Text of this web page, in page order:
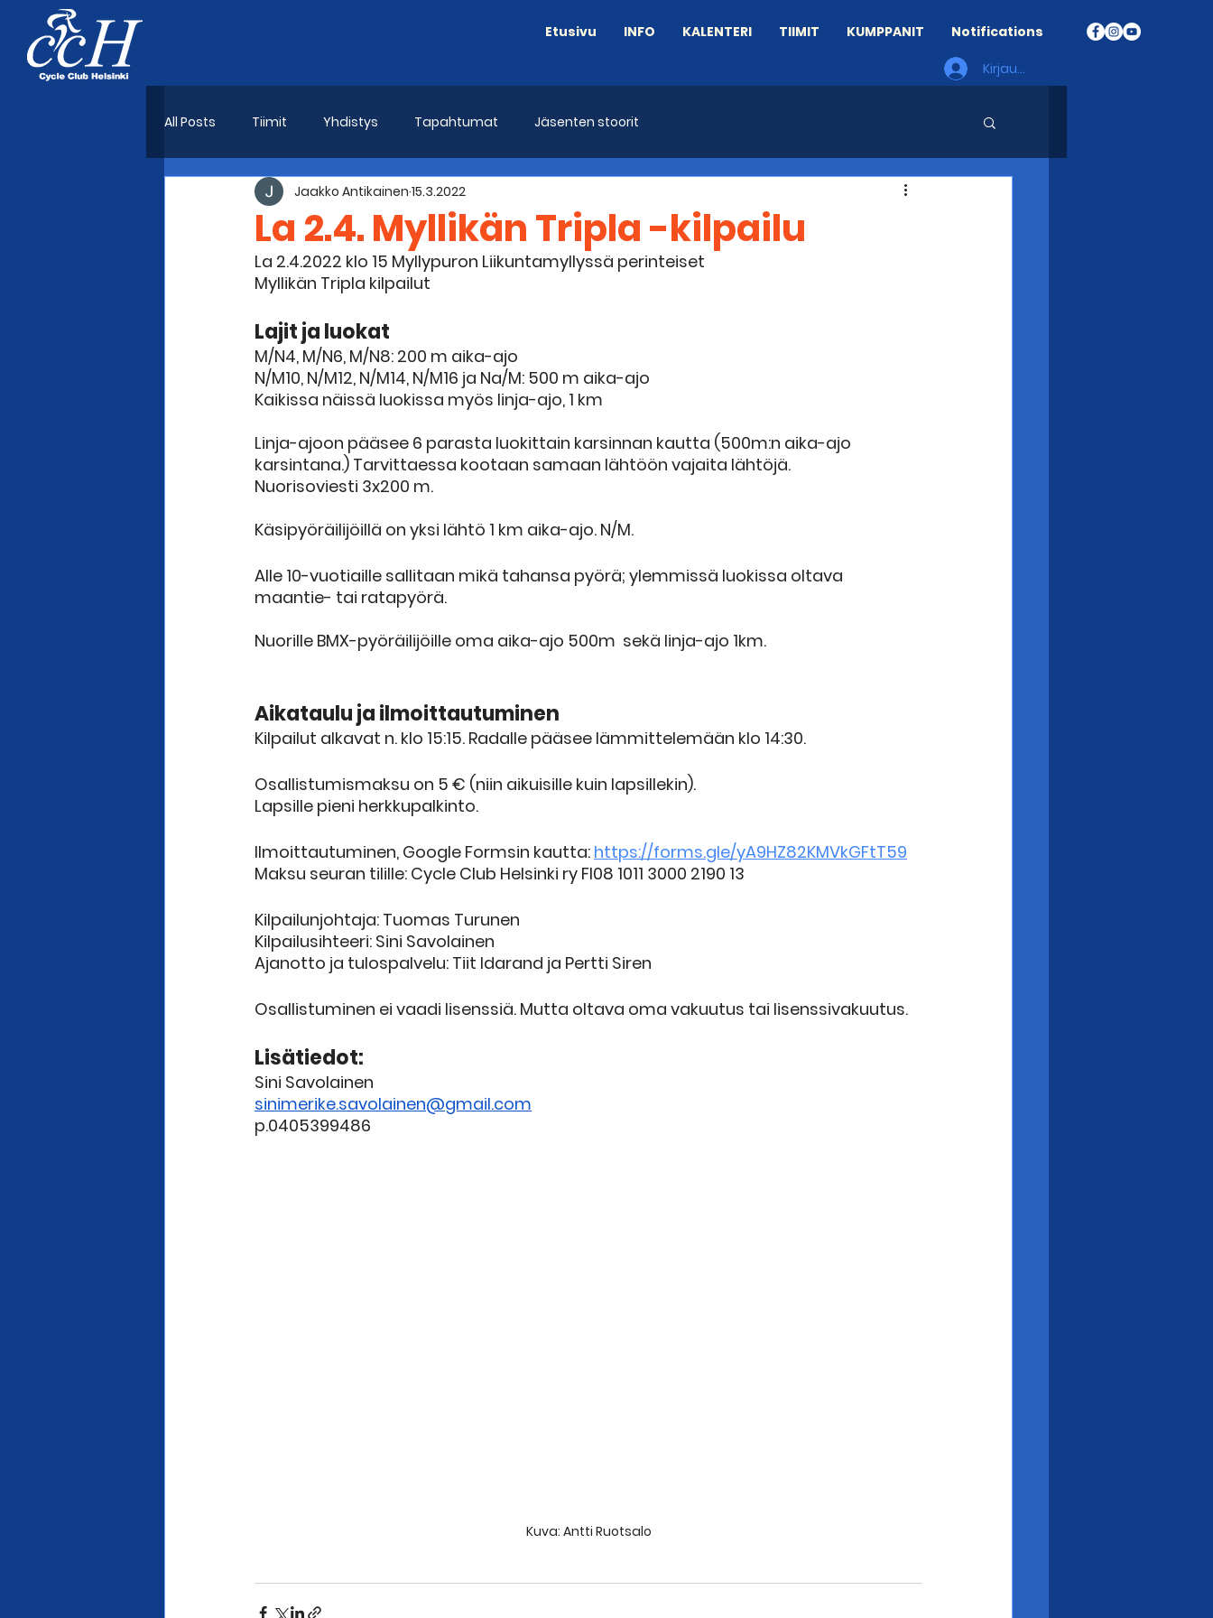
Etusivu INFO KALENTERI TIIMIT KUMPPANIT Notifications
Kirjaudu
All Posts Tiimit Yhdistys Tapahtumat Jäsenten stoorit
La 2.4. Myllikän Tripla -kilpailu
Jaakko Antikainen 15.3.2022
La 2.4.2022 klo 15 Myllypuron Liikuntamyllyssä perinteiset
Myllikän Tripla kilpailut
Lajit ja luokat
M/N4, M/N6, M/N8: 200 m aika-ajo
N/M10, N/M12, N/M14, N/M16 ja Na/M: 500 m aika-ajo
Kaikissa näissä luokissa myös linja-ajo, 1 km
Linja-ajoon pääsee 6 parasta luokittain karsinnan kautta (500m:n aika-ajo
karsintana.) Tarvittaessa kootaan samaan lähtöön vajaita lähtöjä.
Nuorisoviesti 3x200 m.
Käsipyöräilijöillä on yksi lähtö 1 km aika-ajo. N/M.
Alle 10-vuotiaille sallitaan mikä tahansa pyörä; ylemmissä luokissa oltava
maantie- tai ratapyörä.
Nuorille BMX-pyöräilijöille oma aika-ajo 500m  sekä linja-ajo 1km.
Aikataulu ja ilmoittautuminen
Kilpailut alkavat n. klo 15:15. Radalle pääsee lämmittelemään klo 14:30.
Osallistumismaksu on 5 € (niin aikuisille kuin lapsillekin).
Lapsille pieni herkkupalkinto.
Ilmoittautuminen, Google Formsin kautta: https://forms.gle/yA9HZ82KMVkGFtT59
Maksu seuran tilille: Cycle Club Helsinki ry FI08 1011 3000 2190 13
Kilpailunjohtaja: Tuomas Turunen
Kilpailusihteeri: Sini Savolainen
Ajanotto ja tulospalvelu: Tiit Idarand ja Pertti Siren
Osallistuminen ei vaadi lisenssiä. Mutta oltava oma vakuutus tai lisenssivakuutus.
Lisätiedot:
Sini Savolainen
sinimerike.savolainen@gmail.com
p.0405399486
Kuva: Antti Ruotsalo